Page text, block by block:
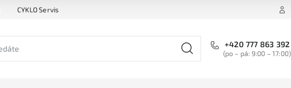
CYKLO Servis
+420 777 863 392
(po – pá: 9:00 – 17:00)